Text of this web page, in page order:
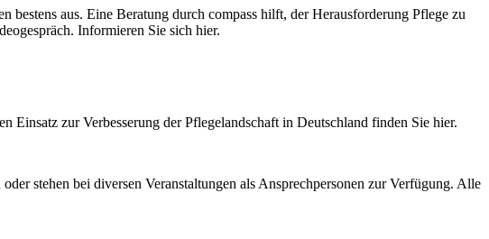
aus. Eine Beratung durch compass hilft, der Herausforderung Pflege zu
Informieren Sie sich hier.
zur Verbesserung der Pflegelandschaft in Deutschland finden Sie hier.
stehen bei diversen Veranstaltungen als Ansprechpersonen zur Verfügung. Alle